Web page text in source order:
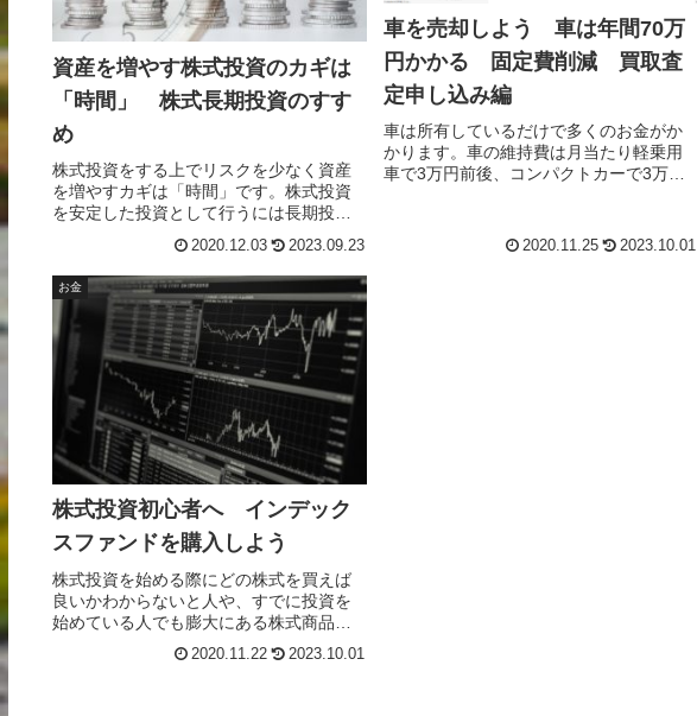
資産を増やす株式投資のカギは
「時間」 株式長期投資のすす
め
株式投資をする上でリスクを少なく資産
を増やすカギは「時間」です。株式投資
を安定した投資として行うには長期投資
率の変動幅により長期投資の有用性と安
定した投資先であることを示していま
す。
2020.12.03 2023.09.23
車を売却しよう 車は年間70万
円かかる 固定費削減 買取査
定申し込み編
車は所有しているだけで多くのお金がか
かります。車の維持費は月当たり軽乗用
車で3万円前後、コンパクトカーで3万～4
かっています。10年ごとに200万円の車の
2020.11.25 2023.10.01
お金
株式投資初心者へ インデック
スファンドを購入しよう
株式投資を始める際にどの株式を買えば
良いかわからないと人や、すでに投資を
始めている人でも膨大にある株式商品か
らどれを選べばよいか迷っている人がい
ると思います。そういった方達へおすす
2020.11.22 2023.10.01